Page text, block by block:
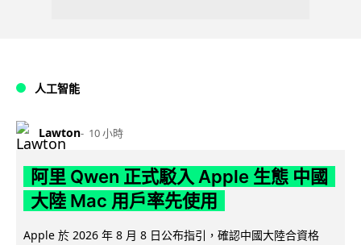
人工智能
Lawton 10 小時
阿里 Qwen 正式駁入 Apple 生態 中國
大陸 Mac 用戶率先使用
Apple 於 2026 年 8 月 8 日公布指引，確認中國大陸合資格